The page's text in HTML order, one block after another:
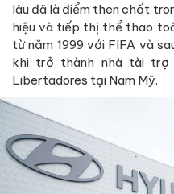
lâu đã là điểm then chốt
hiệu và tiếp thị thể thao
từ năm 1999 với FIFA và
khi trở thành nhà tài trợ
Libertadores tại Nam Mỹ.